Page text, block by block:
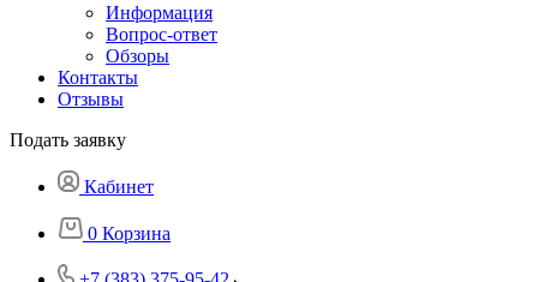
Информация
Вопрос-ответ
Обзоры
Контакты
Отзывы
Подать заявку
Кабинет
0 Корзина